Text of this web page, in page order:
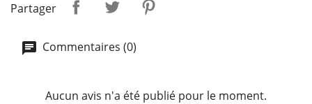
Partager
Commentaires (0)
Aucun avis n'a été publié pour le moment.